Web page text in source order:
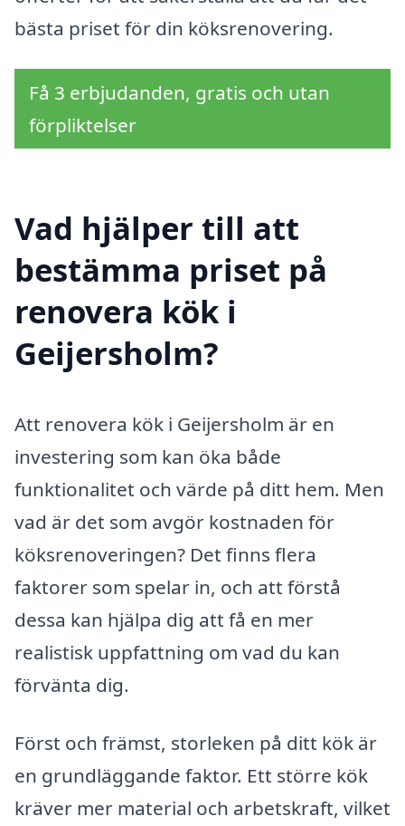
bästa priset för din köksrenovering.
Få 3 erbjudanden, gratis och utan
förpliktelser
Vad hjälper till att
bestämma priset på
renovera kök i
Geijersholm?
Att renovera kök i Geijersholm är en
investering som kan öka både
funktionalitet och värde på ditt hem. Men
vad är det som avgör kostnaden för
köksrenoveringen? Det finns flera
faktorer som spelar in, och att förstå
dessa kan hjälpa dig att få en mer
realistisk uppfattning om vad du kan
förvänta dig.
Först och främst, storleken på ditt kök är
en grundläggande faktor. Ett större kök
kräver mer material och arbetskraft, vilket